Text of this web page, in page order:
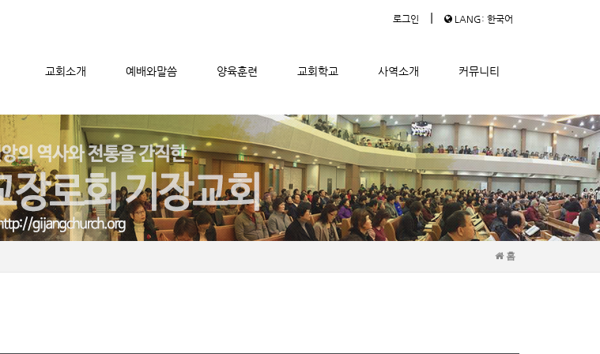
로그인 | LANG: 한국어
교회소개 예배와말씀 양육훈련 교회학교 사역소개 커뮤니티
메뉴 건너뛰기
홈